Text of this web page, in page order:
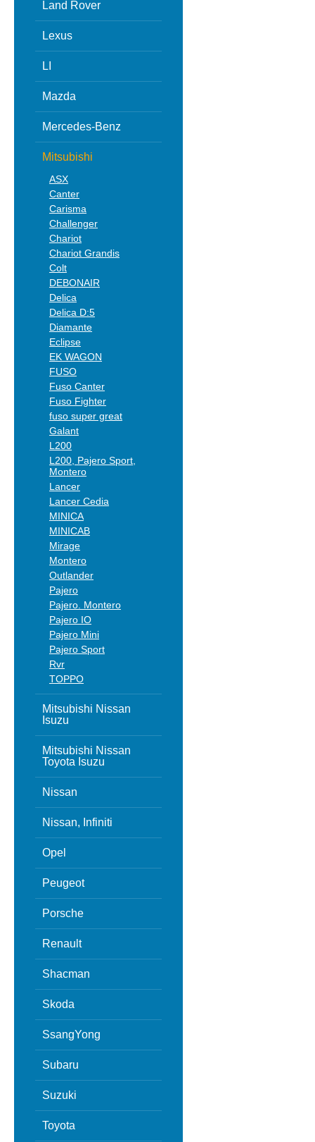
Land Rover
Lexus
LI
Mazda
Mercedes-Benz
Mitsubishi
ASX
Canter
Carisma
Challenger
Chariot
Chariot Grandis
Colt
DEBONAIR
Delica
Delica D:5
Diamante
Eclipse
EK WAGON
FUSO
Fuso Canter
Fuso Fighter
fuso super great
Galant
L200
L200, Pajero Sport,
Montero
Lancer
Lancer Cedia
MINICA
MINICAB
Mirage
Montero
Outlander
Pajero
Pajero. Montero
Pajero IO
Pajero Mini
Pajero Sport
Rvr
TOPPO
Mitsubishi Nissan
Isuzu
Mitsubishi Nissan
Toyota Isuzu
Nissan
Nissan, Infiniti
Opel
Peugeot
Porsche
Renault
Shacman
Skoda
SsangYong
Subaru
Suzuki
Toyota